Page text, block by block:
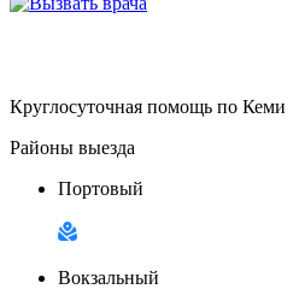
Круглосуточная помощь по Кеми
Районы выезда
Портовый
Вокзальный